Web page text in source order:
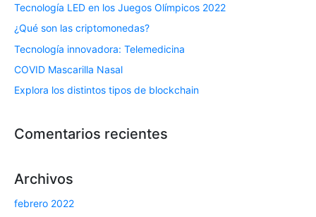
Tecnología LED en los Juegos Olímpicos 2022
¿Qué son las criptomonedas?
Tecnología innovadora: Telemedicina
COVID Mascarilla Nasal
Explora los distintos tipos de blockchain
Comentarios recientes
Archivos
febrero 2022